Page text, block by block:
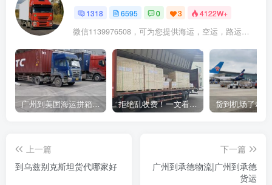
1318 6595 0 3 4122W+
微信1139976508，可为您提供海运，空运，路运，铁路运输
广州到美国海运拼箱多少钱？2024年最新运费构成+隐藏费用避坑指南 拒绝乱收费！一文看懂中国货代计费套路，教你避开所有隐形坑
上一篇
到乌兹别克斯坦货代哪家好
下一篇
广州到承德物流|广州到承德
货运